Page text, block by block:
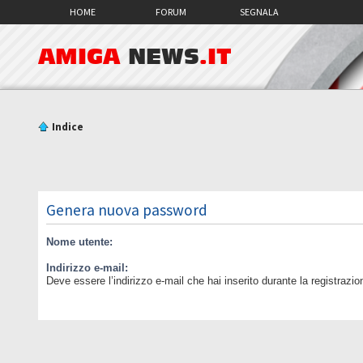
HOME FORUM SEGNALA
AMIGA NEWS.IT
Indice
Genera nuova password
Nome utente:
Indirizzo e-mail:
Deve essere l’indirizzo e-mail che hai inserito durante la